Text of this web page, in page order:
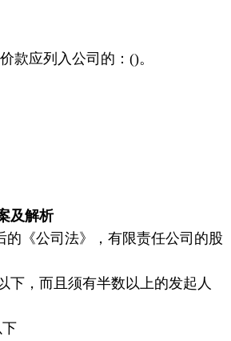
款应列入公司的：()。
及解析
的《公司法》，有限责任公司的股
下，而且须有半数以上的发起人